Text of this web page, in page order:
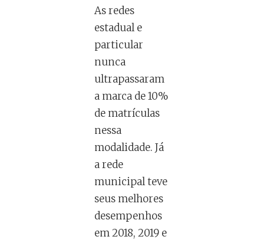
As redes
estadual e
particular
nunca
ultrapassaram
a marca de 10%
de matrículas
nessa
modalidade. Já
a rede
municipal teve
seus melhores
desempenhos
em 2018, 2019 e